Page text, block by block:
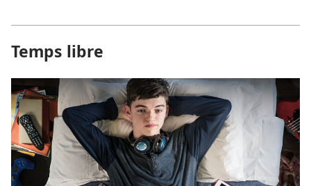
Temps libre